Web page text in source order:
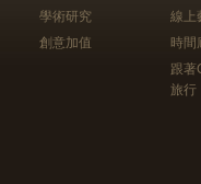
學術研究
創意加值
線上
時間
跟
旅行